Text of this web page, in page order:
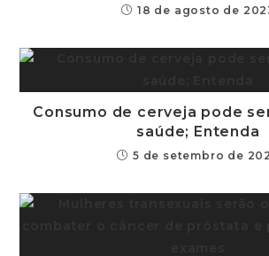
18 de agosto de
Consumo de cerveja pode
saúde; Entenda
5 de setembro de